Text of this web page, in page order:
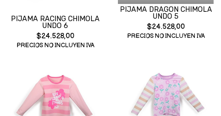
PIJAMA RACING CHIMOLA
UNDO 6
$24.528,00
PRECIOS NO INCLUYEN IVA
PIJAMA DRAGON CHIMOLA
UNDO 5
$24.528,00
PRECIOS NO INCLUYEN IVA